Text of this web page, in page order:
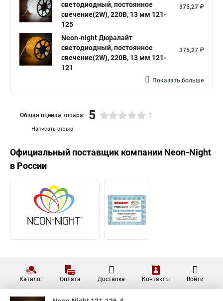
светодиодный, постоянное
свечение(2W), 220В, 13 мм 121-
125
375,27 ₽
Neon-night Дюралайт
светодиодный, постоянное
свечение(2W), 220В, 13 мм 121-
121
375,27 ₽
Показать больше
Написать отзыв
Общая оценка товара: 5 1
Официальный поставщик компании Neon-Night
в России
Каталог Оплата Доставка Контакты Войти